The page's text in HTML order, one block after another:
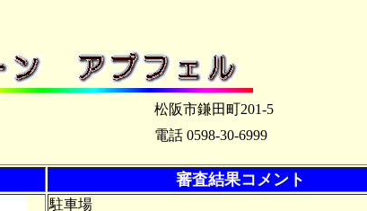
松阪市鎌田町201-5
電話 0598-30-6999
審査結果コメント
駐車場